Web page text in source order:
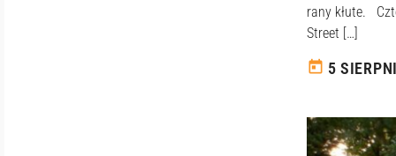
rany kłute.
Street […]
today 5